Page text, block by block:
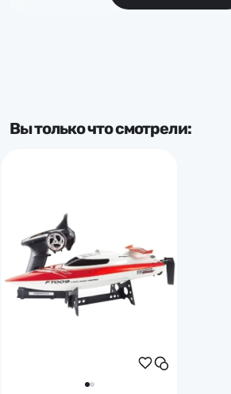
Вы только что смотрели: